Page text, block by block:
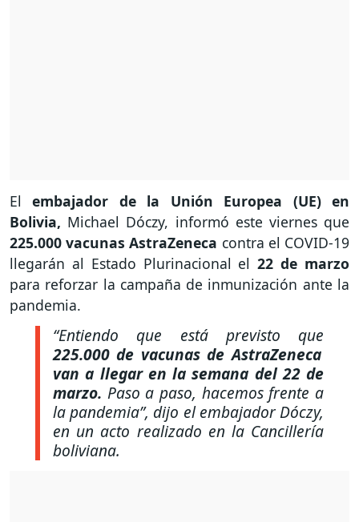
El embajador de la Unión Europea (UE) en
Bolivia, Michael Dóczy, informó este viernes que
225.000 vacunas AstraZeneca contra el COVID-19
llegarán al Estado Plurinacional el 22 de marzo
para reforzar la campaña de inmunización ante la
pandemia.
“Entiendo que está previsto que
225.000 de vacunas de AstraZeneca
van a llegar en la semana del 22 de
marzo. Paso a paso, hacemos frente a
la pandemia”, dijo el embajador Dóczy,
en un acto realizado en la Cancillería
boliviana.